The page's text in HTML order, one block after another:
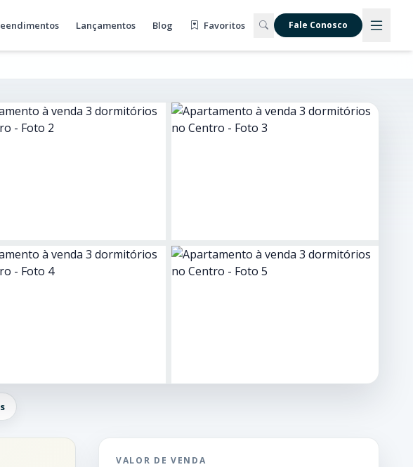
Lançamentos Blog Favoritos Fale Conosco
VALOR DE VENDA